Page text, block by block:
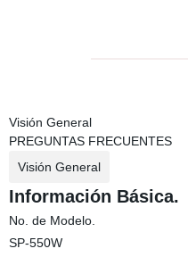
Visión General
PREGUNTAS FRECUENTES
Visión General
Información Básica.
No. de Modelo.
SP-550W